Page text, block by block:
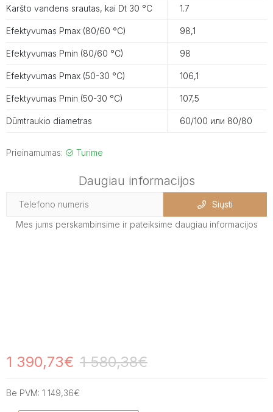
Karšto vandens srautas, kai Dt 30 °C 1.7
Efektyvumas Pmax (80/60 °C) 98,1
Efektyvumas Pmin (80/60 °C) 98
Efektyvumas Pmax (50-30 °C) 106,1
Efektyvumas Pmin (50-30 °C) 107,5
Dūmtraukio diametras 60/100 или 80/80
Prieinamumas: Turime
Daugiau informacijos
Siųsti
Mes jums perskambinsime ir pateiksime daugiau informacijos
1 390,73€ 1 580,38€
Be PVM: 1 149,36€